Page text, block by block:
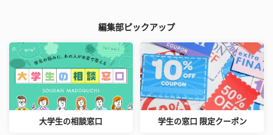
編集部ピックアップ
大学生の相談窓口 学生の窓口 限定クーポン